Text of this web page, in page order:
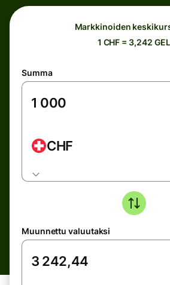
Markkinoiden
1 CHF = 3,242 GEL
Summa
CHF
Muunnettu valuutaksi